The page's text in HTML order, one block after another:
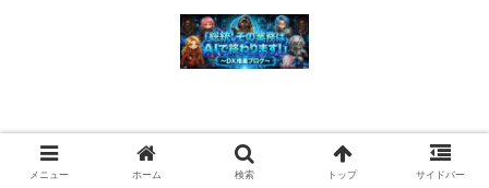
メニュー ホーム 検索 トップ サイドバー